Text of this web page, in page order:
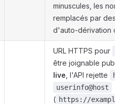
minuscules, les non-
remplacés par des
d'auto-dérivation qu'
URL HTTPS pour
être joignable
live , l'API rejette
userinfo@host
( https://